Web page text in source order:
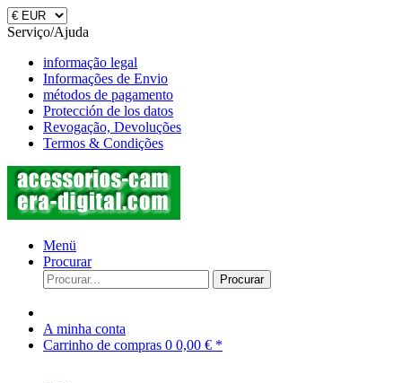
Serviço/Ajuda
informação legal
Informações de Envio
métodos de pagamento
Protección de los datos
Revogação, Devoluções
Termos & Condições
Menü
Procurar
Procurar
A minha conta
Carrinho de compras 0 0,00 € *